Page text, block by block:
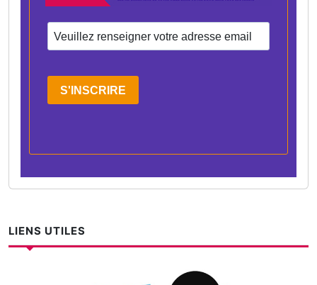
S'INSCRIRE
LIENS UTILES